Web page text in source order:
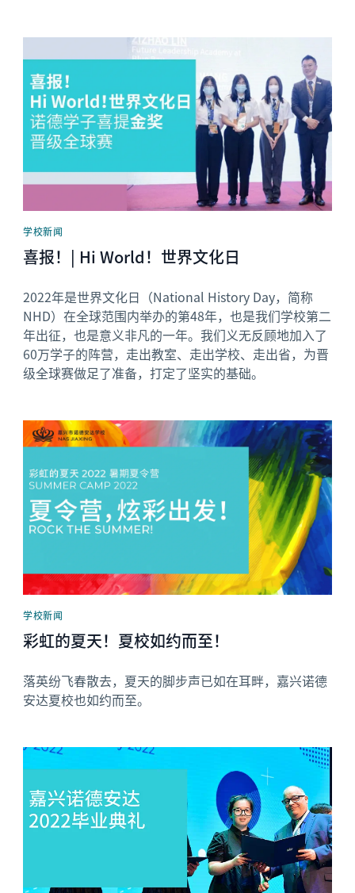
学校新闻
喜报！| Hi World！世界文化日
2022年是世界文化日（National History Day，简称
NHD）在全球范围内举办的第48年，也是我们学校第二
年出征，也是意义非凡的一年。我们义无反顾地加入了
60万学子的阵营，走出教室、走出学校、走出省，为晋
级全球赛做足了准备，打定了坚实的基础。
News image
学校新闻
彩虹的夏天！夏校如约而至！
落英纷飞春散去，夏天的脚步声已如在耳畔，嘉兴诺德
安达夏校也如约而至。
News image